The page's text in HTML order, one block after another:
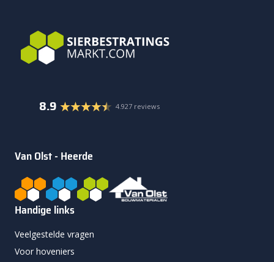
8.9 4.927 reviews
Van Olst - Heerde
Handige links
Veelgestelde vragen
Voor hoveniers